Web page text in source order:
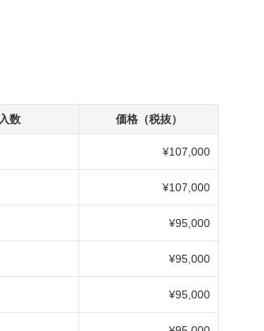
入数 価格（税抜）
¥107,000
¥107,000
¥95,000
¥95,000
¥95,000